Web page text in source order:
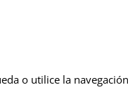
o utilice la